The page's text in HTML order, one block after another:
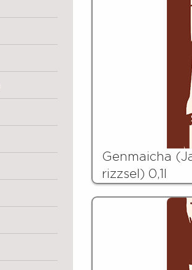
Genmaicha
rizzsel) 0,1l